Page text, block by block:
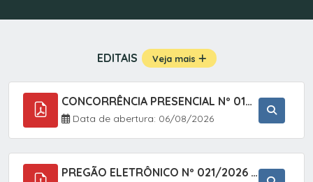
EDITAIS Veja mais
CONCORRÊNCIA PRESENCIAL Nº 019/2025 - PAVIMENTAÇÃO ASFÁLTICA EM TRECHO DA RUA 2 NO BAIRRO VILA SOARES NO MUNICÍPIO DE SETE BARRAS/SP.
Data de abertura: 06/08/2026
PREGÃO ELETRÔNICO Nº 021/2026 - AQUISIÇÃO DE CONTENTORES E CARRINHOS, DESTINADOS A COLETIVA E MANEJO DE RESÍDUOS SÓLIDOS, ATRAVÉS DO SISTEMA DE REGISTRO DE PREÇOS (SRP)